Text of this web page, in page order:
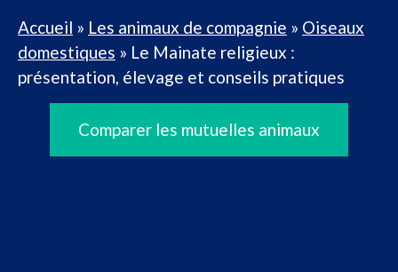
Accueil » Les animaux de compagnie » Oiseaux
domestiques » Le Mainate religieux :
présentation, élevage et conseils pratiques
Comparer les mutuelles animaux